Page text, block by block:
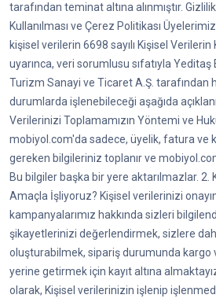
tarafından teminat altına alınmıştır.
Kullanılması ve Çerez Politikası
kişisel verilerin 6698 sayılı Kişisel Verilerin
uyarınca, veri sorumlusu sıfatıyla
Turizm Sanayi ve Ticaret A.Ş. tarafından
durumlarda işlenebileceği aşağıda
Verilerinizi Toplamamızın Yöntemi ve
mobiyol.com'da sadece, üyelik, fatura ve
gereken bilgileriniz toplanır ve
Bu bilgiler başka bir yere aktarılmazlar. 2.
Amaçla İşliyoruz? Kişisel verilerinizi
kampanyalarımız hakkında sizleri
şikayetlerinizi değerlendirmek, sizlere
oluşturabilmek, sipariş durumunda kargo
yerine getirmek için kayıt altına
olarak, Kişisel verilerinizin işlenip